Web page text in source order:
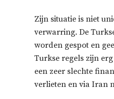
Zijn situatie is niet
verwarring. De
worden gespot en
Turkse regels zijn
een zeer slechte
verlieten en via Iran